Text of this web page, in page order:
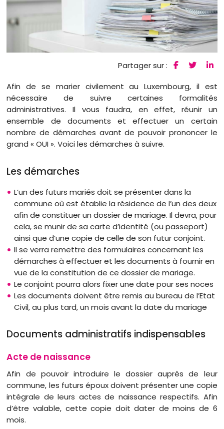
Partager sur :
Afin de se marier civilement au Luxembourg, il est
nécessaire de suivre certaines formalités
administratives. Il vous faudra, en effet, réunir un
ensemble de documents et effectuer un certain
nombre de démarches avant de pouvoir prononcer le
grand « OUI ». Voici les démarches à suivre.
Les démarches
L’un des futurs mariés doit se présenter dans la
commune où est établie la résidence de l’un des deux
afin de constituer un dossier de mariage. Il devra, pour
cela, se munir de sa carte d’identité (ou passeport)
ainsi que d’une copie de celle de son futur conjoint.
Il se verra remettre des formulaires concernant les
démarches à effectuer et les documents à fournir en
vue de la constitution de ce dossier de mariage.
Le conjoint pourra alors fixer une date pour ses noces
Les documents doivent être remis au bureau de l’Etat
Civil, au plus tard, un mois avant la date du mariage
Documents administratifs indispensables
Acte de naissance
Afin de pouvoir introduire le dossier auprès de leur
commune, les futurs époux doivent présenter une copie
intégrale de leurs actes de naissance respectifs. Afin
d’être valable, cette copie doit dater de moins de 6
mois.